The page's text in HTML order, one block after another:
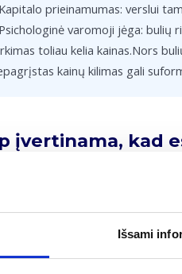
Išsami
prieinamumas: verslui
varomoji jėga: bulių
toliau kelia kainas.Nors
kainų kilimas gali
įvertinama, kad
rinka oficialiai pripažįstama
padeda atskirti trumpalaikius
BVP bei istoriškai žemas
kur investuotojų optimizmas